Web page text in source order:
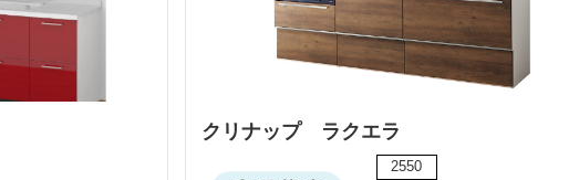
クリナップ ラクエラ
2550